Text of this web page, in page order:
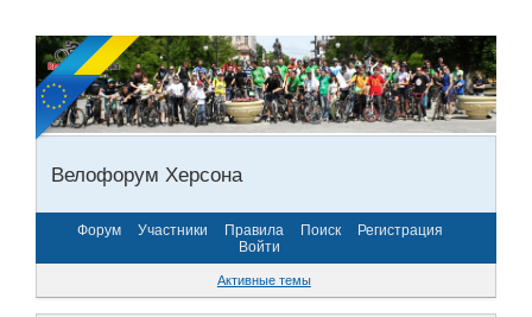
Велофорум Херсона
Форум Участники Правила Поиск
Регистрация
Войти
Активные темы